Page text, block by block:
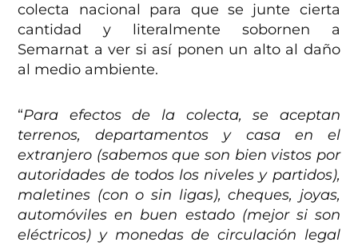
colecta nacional para que se junte cierta
cantidad y literalmente sobornen a
Semarnat a ver si así ponen un alto al daño
al medio ambiente.
“Para efectos de la colecta, se aceptan
terrenos, departamentos y casa en el
extranjero (sabemos que son bien vistos por
autoridades de todos los niveles y partidos),
maletines (con o sin ligas), cheques, joyas,
automóviles en buen estado (mejor si son
eléctricos) y monedas de circulación legal